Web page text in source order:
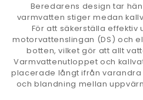
Beredarens design tar
varmvatten stiger medan
För att säkerställa
motorvattenslingan (DS) och
botten, vilket gör att allt
Varmvattenutloppet och
placerade långt ifrån
och blandning mellan